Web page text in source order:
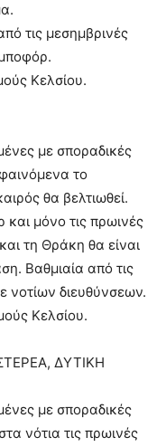
τις μεσημβρινές
Κελσίου.
με σποραδικές
το
θα βελτιωθεί.
μόνο τις πρωινές
τη Θράκη θα είναι
Βαθμιαία από τις
νοτίων διευθύνσεων.
Κελσίου.
ΔΥΤΙΚΗ
με σποραδικές
νότια τις πρωινές